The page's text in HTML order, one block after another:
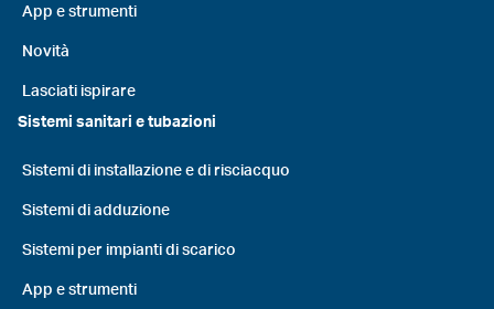
App e strumenti
Novità
Lasciati ispirare
Sistemi sanitari e tubazioni
Sistemi di installazione e di risciacquo
Sistemi di adduzione
Sistemi per impianti di scarico
App e strumenti